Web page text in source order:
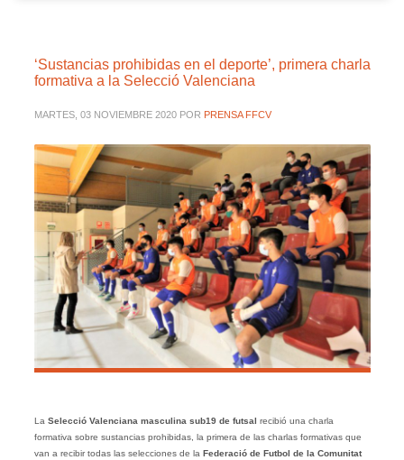
‘Sustancias prohibidas en el deporte’, primera charla
formativa a la Selecció Valenciana
MARTES, 03 NOVIEMBRE 2020 POR PRENSA FFCV
La Selecció Valenciana masculina sub19 de futsal recibió una charla
formativa sobre sustancias prohibidas, la primera de las charlas formativas que
van a recibir todas las selecciones de la Federació de Futbol de la Comunitat